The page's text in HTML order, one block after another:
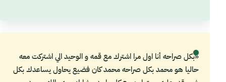
«بكل صراحه أنا اول مرا اشترك مع قمه و الوحيد الي اشتركت معه
حاليا هو محمد بكل صراحه محمد كان فضيع يحاول يساعدك بكل